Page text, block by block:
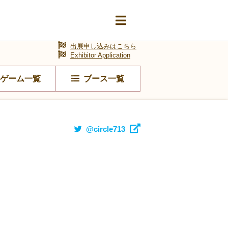
ゲーム一覧 ブース一覧
出展申し込みはこちら
Exhibitor Application
@circle713